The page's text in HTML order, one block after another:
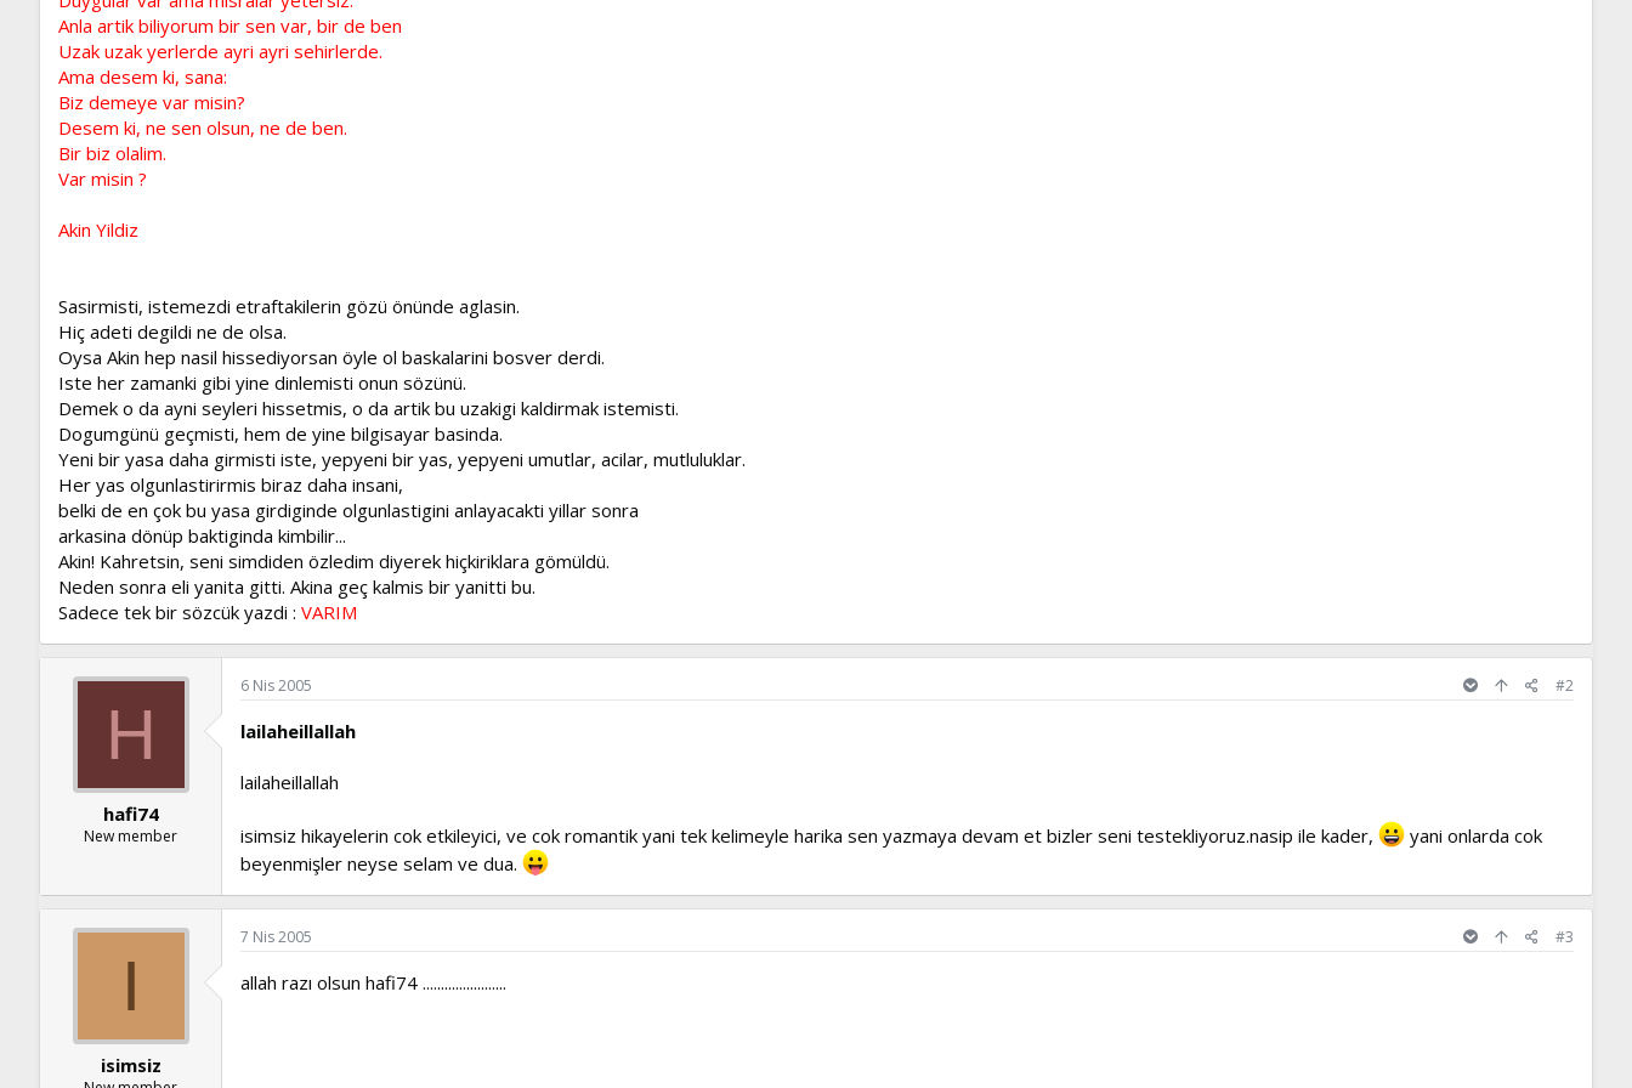
Anla artik biliyorum bir sen var, bir de ben
Uzak uzak yerlerde ayri ayri sehirlerde.
Ama desem ki, sana:
Biz demeye var misin?
Desem ki, ne sen olsun, ne de ben.
Bir biz olalim.
Var misin ?
Akin Yildiz
Sasirmisti, istemezdi etraftakilerin gözü önünde aglasin.
Hiç adeti degildi ne de olsa.
Oysa Akin hep nasil hissediyorsan öyle ol baskalarini bosver derdi.
Iste her zamanki gibi yine dinlemisti onun sözünü.
Demek o da ayni seyleri hissetmis, o da artik bu uzakigi kaldirmak istemisti.
Dogumgünü geçmisti, hem de yine bilgisayar basinda.
Yeni bir yasa daha girmisti iste, yepyeni bir yas, yepyeni umutlar, acilar, mutluluklar.
Her yas olgunlastirirmis biraz daha insani,
belki de en çok bu yasa girdiginde olgunlastigini anlayacakti yillar sonra
arkasina dönüp baktiginda kimbilir...
Akin! Kahretsin, seni simdiden özledim diyerek hiçkiriklara gömüldü.
Neden sonra eli yanita gitti. Akina geç kalmis bir yanitti bu.
Sadece tek bir sözcük yazdi : VARIM
H
hafi74
New member
6 Nis 2005 #2
lailaheillallah
lailaheillallah
isimsiz hikayelerin cok etkileyici, ve cok romantik yani tek kelimeyle harika sen yazmaya devam et bizler seni testekliyoruz.nasip ile kader,
yani onlarda cok
beyenmişler neyse selam ve dua.
I
isimsiz
7 Nis 2005 #3
allah razı olsun hafi74 .......................